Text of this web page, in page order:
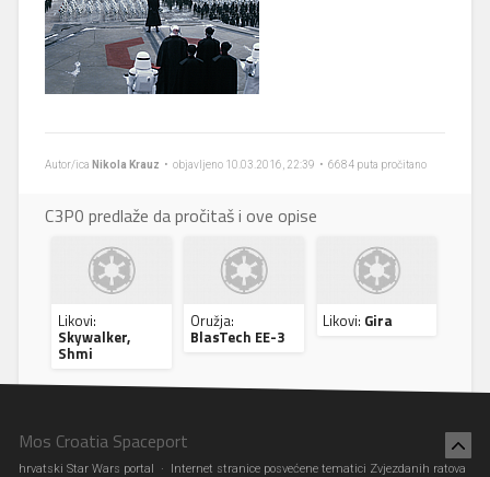
Autor/ica Nikola Krauz • objavljeno 10.03.2016, 22:39 • 6684 puta pročitano
C3P0 predlaže da pročitaš i ove opise
Likovi:
Skywalker,
Shmi
Oružja:
BlasTech EE-3
Likovi: Gira
Mos Croatia Spaceport
hrvatski Star Wars portal · Internet stranice posvećene tematici Zvjezdanih ratova